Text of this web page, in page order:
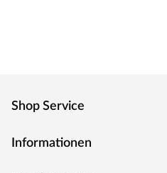
Shop Service
Informationen